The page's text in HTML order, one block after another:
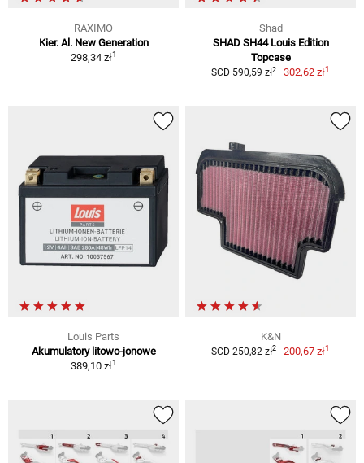
RAXIMO
Kier. Al. New Generation
298,34 zł1
Shad
SHAD SH44 Louis Edition
Topcase
SCD 590,59 zł2 302,62 zł1
Louis Parts
Akumulatory litowo-jonowe
389,10 zł1
K&N
SCD 250,82 zł2 200,67 zł1